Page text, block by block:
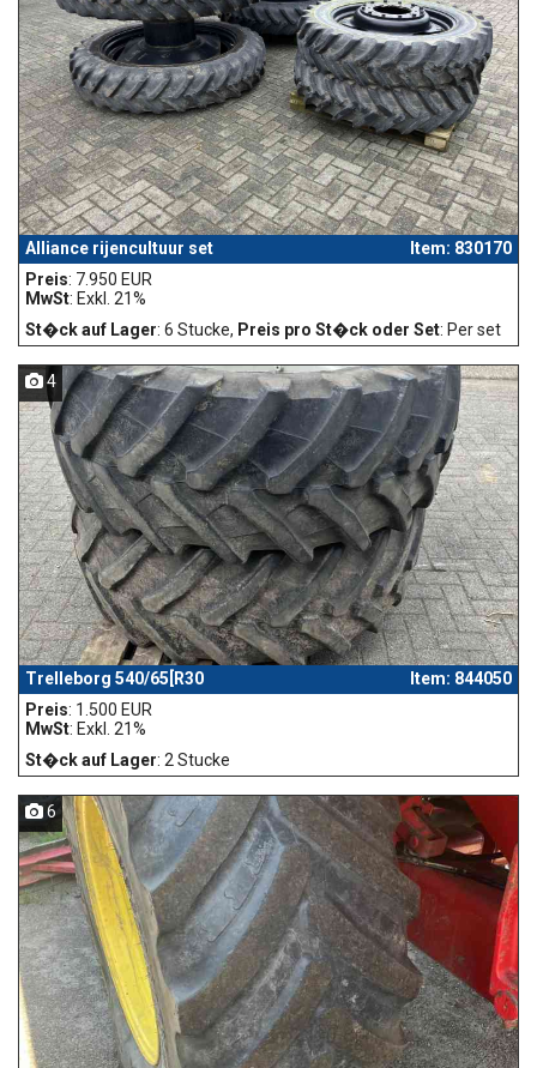
Alliance rijencultuur set
Item: 830170
Preis: 7.950 EUR
MwSt: Exkl. 21%
St�ck auf Lager: 6 Stucke, Preis pro St�ck oder Set: Per set
4
Trelleborg 540/65[R30
Item: 844050
Preis: 1.500 EUR
MwSt: Exkl. 21%
St�ck auf Lager: 2 Stucke
6